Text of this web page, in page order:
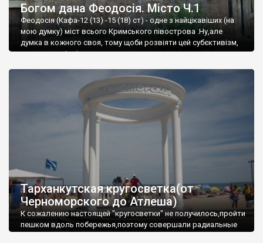
Богом дана Феодосія. Місто Ч.1
Феодосія (Кафа-12 (13) -15 (18) ст) - одне з найцікавіших (на
мою думку) міст всього Кримського півострова .Ну,але
думка в кожного своя, тому щоби розвіяти цей субєктивізм,
запрошую відвідати це
Тарханкутская кругосветка(от
Черноморского до Атлеша)
К сожалению настоящей "кругосветки" не получилось,пройти
пешком вдоль побережья,поэтому совершали радиальные